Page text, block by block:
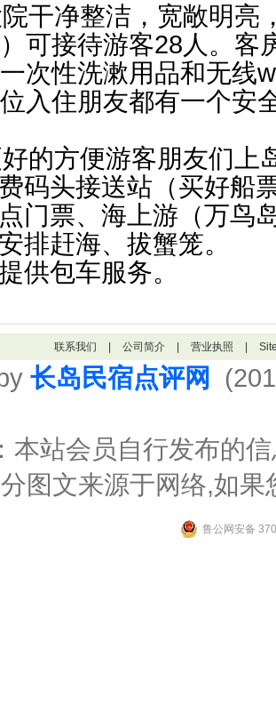
干净整洁，宽敞明亮
可接待游客28人。客
次性洗漱用品和无线
入住朋友都有一个安
的方便游客朋友们上
码头接送站（买好船
门票、海上游（万鸟
排赶海、拔蟹笼。
供包车服务。
联系我们 公司简介 营业执照
长岛民宿点评网
本站会员自行发布的
图文来源于网络,如
鲁公网安备